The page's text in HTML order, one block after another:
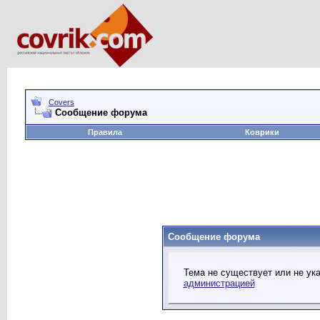
Covers
Сообщение форума
Правила Коврики
Сообщение форума
Тема не существует или не
администрацией